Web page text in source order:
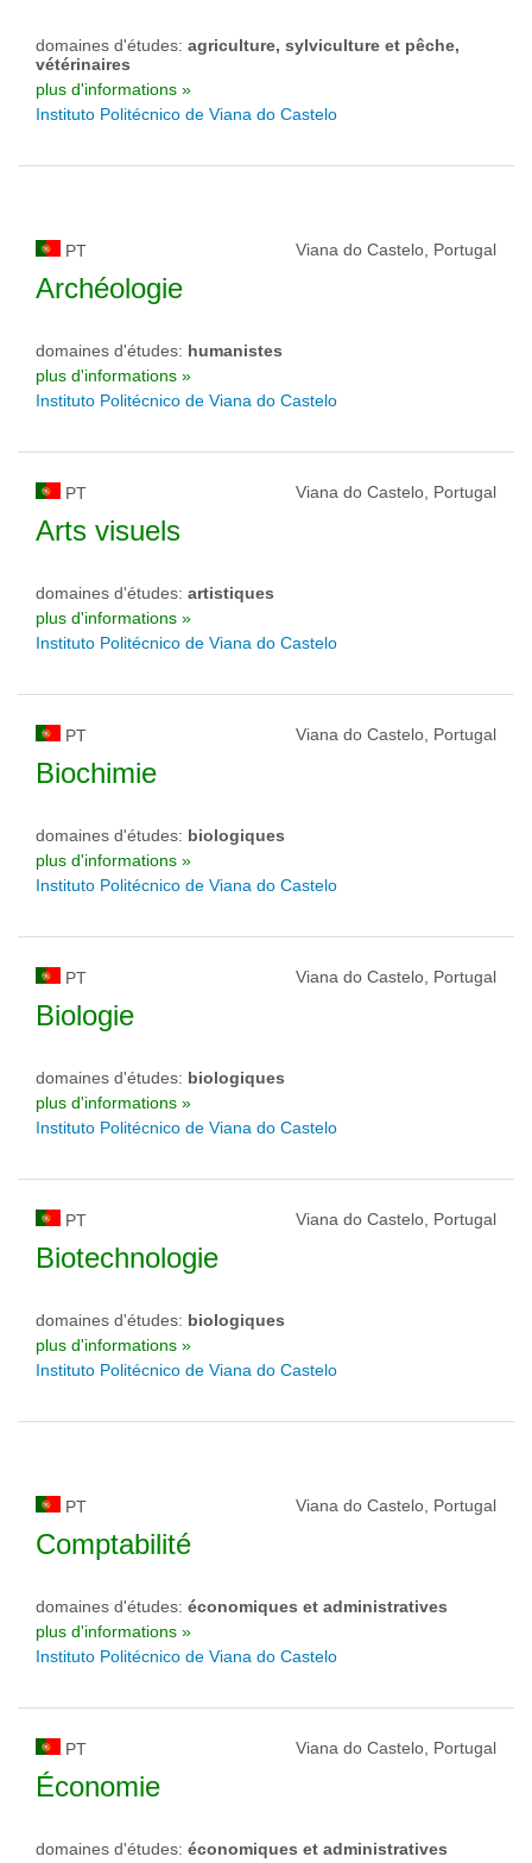
domaines d'études: agriculture, sylviculture et pêche,
vétérinaires
plus d'informations »
Instituto Politécnico de Viana do Castelo
PT Viana do Castelo, Portugal
Archéologie
domaines d'études: humanistes
plus d'informations »
Instituto Politécnico de Viana do Castelo
PT Viana do Castelo, Portugal
Arts visuels
domaines d'études: artistiques
plus d'informations »
Instituto Politécnico de Viana do Castelo
PT Viana do Castelo, Portugal
Biochimie
domaines d'études: biologiques
plus d'informations »
Instituto Politécnico de Viana do Castelo
PT Viana do Castelo, Portugal
Biologie
domaines d'études: biologiques
plus d'informations »
Instituto Politécnico de Viana do Castelo
PT Viana do Castelo, Portugal
Biotechnologie
domaines d'études: biologiques
plus d'informations »
Instituto Politécnico de Viana do Castelo
PT Viana do Castelo, Portugal
Comptabilité
domaines d'études: économiques et administratives
plus d'informations »
Instituto Politécnico de Viana do Castelo
PT Viana do Castelo, Portugal
Économie
domaines d'études: économiques et administratives